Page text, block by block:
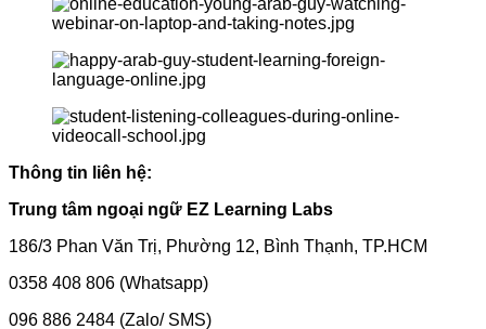
Thông tin liên hệ:
Trung tâm ngoại ngữ EZ Learning Labs
186/3 Phan Văn Trị, Phường 12, Bình Thạnh, TP.HCM
0358 408 806 (Whatsapp)
096 886 2484 (Zalo/ SMS)